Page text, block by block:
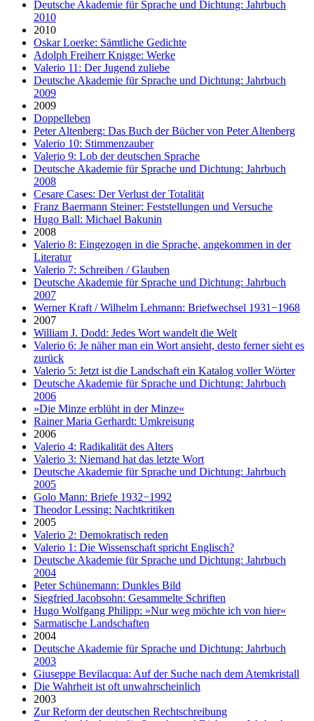
Deutsche Akademie für Sprache und Dichtung: Jahrbuch
2010
2010
Oskar Loerke: Sämtliche Gedichte
Adolph Freiherr Knigge: Werke
Valerio 11: Der Jugend zuliebe
Deutsche Akademie für Sprache und Dichtung: Jahrbuch
2009
2009
Doppelleben
Peter Altenberg: Das Buch der Bücher von Peter Altenberg
Valerio 10: Stimmenzauber
Valerio 9: Lob der deutschen Sprache
Deutsche Akademie für Sprache und Dichtung: Jahrbuch
2008
Cesare Cases: Der Verlust der Totalität
Franz Baermann Steiner: Feststellungen und Versuche
Hugo Ball: Michael Bakunin
2008
Valerio 8: Eingezogen in die Sprache, angekommen in der
Literatur
Valerio 7: Schreiben / Glauben
Deutsche Akademie für Sprache und Dichtung: Jahrbuch
2007
Werner Kraft / Wilhelm Lehmann: Briefwechsel 1931−1968
2007
William J. Dodd: Jedes Wort wandelt die Welt
Valerio 6: Je näher man ein Wort ansieht, desto ferner sieht es
zurück
Valerio 5: Jetzt ist die Landschaft ein Katalog voller Wörter
Deutsche Akademie für Sprache und Dichtung: Jahrbuch
2006
»Die Minze erblüht in der Minze«
Rainer Maria Gerhardt: Umkreisung
2006
Valerio 4: Radikalität des Alters
Valerio 3: Niemand hat das letzte Wort
Deutsche Akademie für Sprache und Dichtung: Jahrbuch
2005
Golo Mann: Briefe 1932−1992
Theodor Lessing: Nachtkritiken
2005
Valerio 2: Demokratisch reden
Valerio 1: Die Wissenschaft spricht Englisch?
Deutsche Akademie für Sprache und Dichtung: Jahrbuch
2004
Peter Schünemann: Dunkles Bild
Siegfried Jacobsohn: Gesammelte Schriften
Hugo Wolfgang Philipp: »Nur weg möchte ich von hier«
Sarmatische Landschaften
2004
Deutsche Akademie für Sprache und Dichtung: Jahrbuch
2003
Giuseppe Bevilacqua: Auf der Suche nach dem Atemkristall
Die Wahrheit ist oft unwahrscheinlich
2003
Zur Reform der deutschen Rechtschreibung